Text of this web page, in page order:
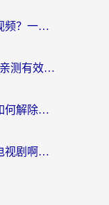
海外党别愁！国外怎么看优酷视频？一招解决追剧、看直播难题
海外可以看b站吗手机？留学生亲测有效的回国加速指南
海外党必看：腾讯视频在国外如何解除地域限制？附优酷咪咕使用指南
在国外用什么软件能看国内的电视剧啊？留学生亲测有效的回国加速方案